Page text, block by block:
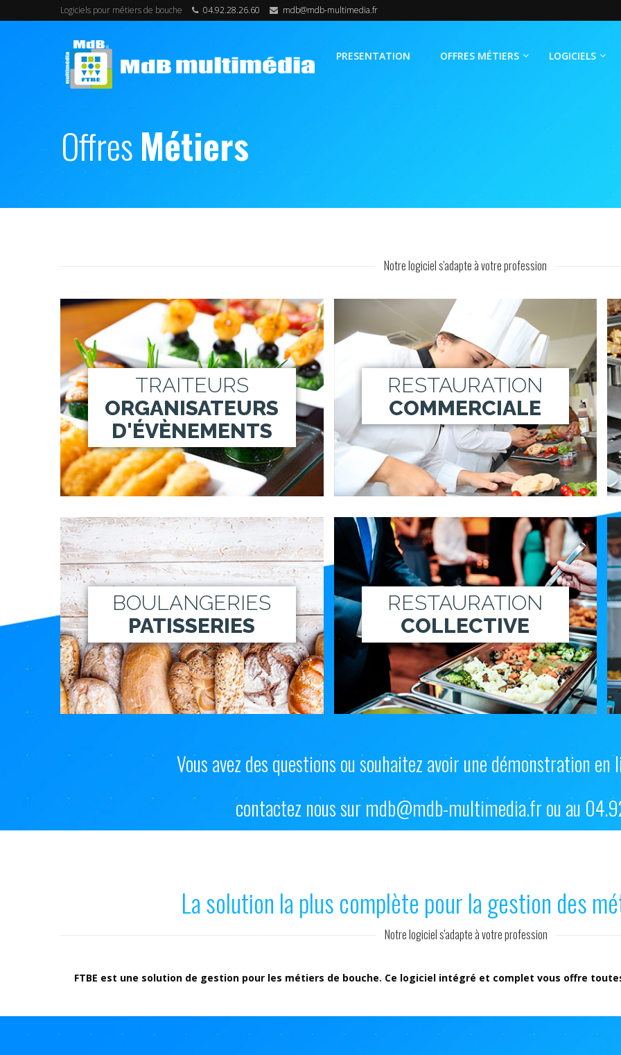
Logiciels pour métiers de bouche 04.92.28.26.60 mdb@mdb-multimedia.fr
PRESENTATION OFFRES MÉTIERS LOGICIELS
OffresMétiers
Notre logiciel s'adapte à votre profession
TRAITEURS
ORGANISATEURS
D'ÉVÈNEMENTS
BOULANGERIES
PATISSERIES
RESTAURATION
COMMERCIALE
RESTAURATION
COLLECTIVE
Vous avez des questions ou souhaitez avoir une démonstration
contactez nous sur mdb@mdb-multimedia.fr ou au
La solution la plus complète pour la gestion des
Notre logiciel s'adapte à votre profession
FTBE est une solution de gestion pour les métiers de bouche. Ce logiciel intégré et complet vous offre